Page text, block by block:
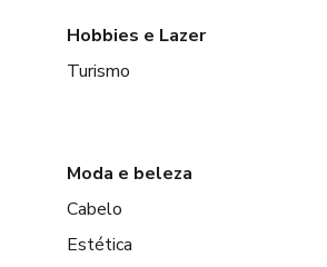
Hobbies e Lazer
Turismo
Moda e beleza
Cabelo
Estética